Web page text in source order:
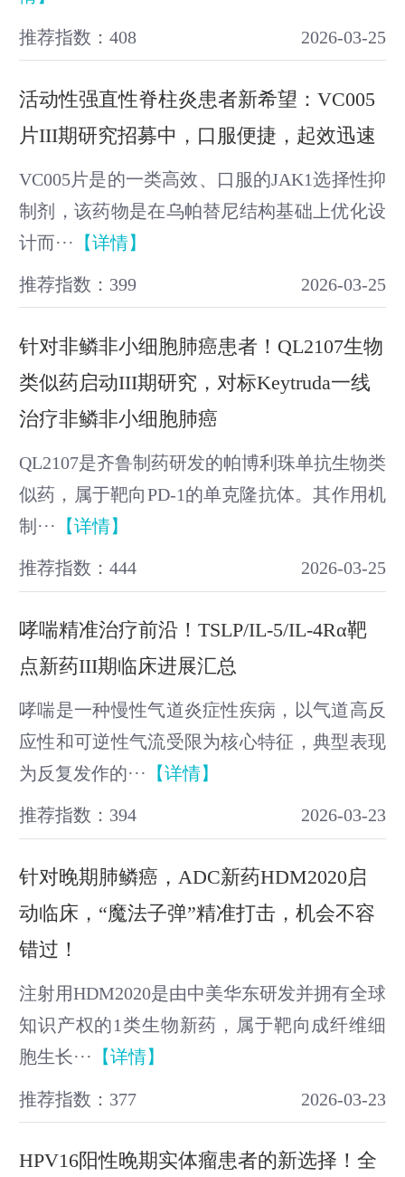
推荐指数：408 2026-03-25
活动性强直性脊柱炎患者新希望：VC005
片III期研究招募中，口服便捷，起效迅速
VC005片是的一类高效、口服的JAK1选择性抑
制剂，该药物是在乌帕替尼结构基础上优化设
计而··· 【详情】
推荐指数：399 2026-03-25
针对非鳞非小细胞肺癌患者！QL2107生物
类似药启动III期研究，对标Keytruda一线
治疗非鳞非小细胞肺癌
QL2107是齐鲁制药研发的帕博利珠单抗生物类
似药，属于靶向PD-1的单克隆抗体。其作用机
制··· 【详情】
推荐指数：444 2026-03-25
哮喘精准治疗前沿！TSLP/IL-5/IL-4Rα靶
点新药III期临床进展汇总
哮喘是一种慢性气道炎症性疾病，以气道高反
应性和可逆性气流受限为核心特征，典型表现
为反复发作的··· 【详情】
推荐指数：394 2026-03-23
针对晚期肺鳞癌，ADC新药HDM2020启
动临床，“魔法子弹”精准打击，机会不容
错过！
注射用HDM2020是由中美华东研发并拥有全球
知识产权的1类生物新药，属于靶向成纤维细
胞生长··· 【详情】
推荐指数：377 2026-03-23
HPV16阳性晚期实体瘤患者的新选择！全